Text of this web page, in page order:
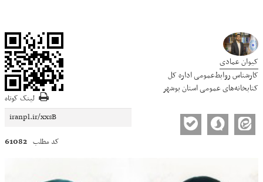
کیوان عمادی
کارشناس روابط‌عمومی اداره کل
کتابخانه‌های عمومی استان بوشهر
لینک کوتاه
کد مطلب 61082